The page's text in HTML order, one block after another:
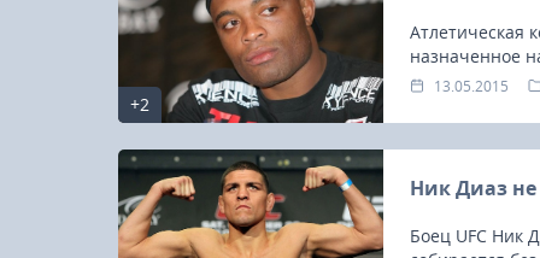
+2
Атлетическая
назначенное
запрещенных
13.05.2015
Ник Диаз не
Боец UFC Ник